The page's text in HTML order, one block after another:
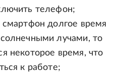
телефон;
смартфон долгое время
лучами, то
некоторое время, что
к работе;